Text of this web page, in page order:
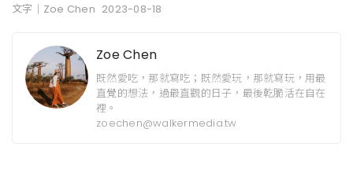
文字｜Zoe Chen 2023-08-18
Zoe Chen
既然愛吃，那就寫吃；既然愛玩，那就寫玩，用最
直覺的想法，過最直觀的日子，最後乾脆活在自在
裡。
zoechen@walkermedia.tw